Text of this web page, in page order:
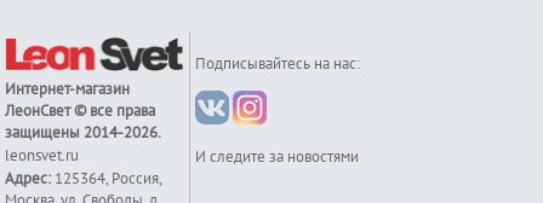
Интернет-магазин
ЛеонСвет© все права
защищены 2014-2026.
leonsvet.ru
Адрес: 125364,Россия,
Подписывайтесь на нас:
И следите за новостями